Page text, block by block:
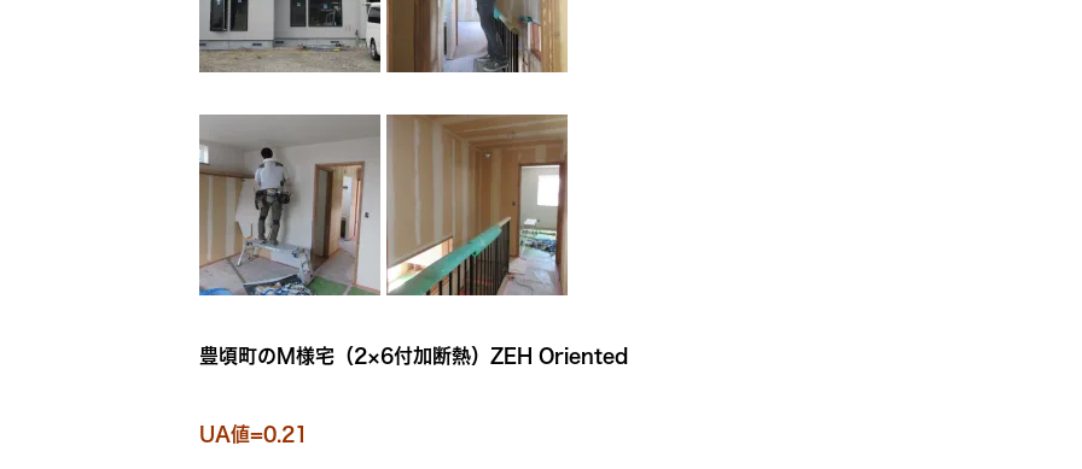
豊頃町のM様宅（2×6付加断熱）ZEH Oriented
UA値=0.21